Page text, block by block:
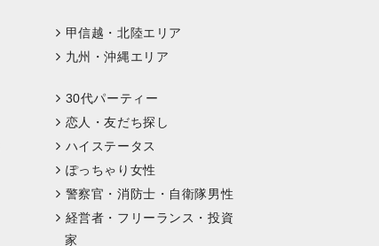
甲信越・北陸エリア
九州・沖縄エリア
30代パーティー
恋人・友だち探し
ハイステータス
ぽっちゃり女性
警察官・消防士・自衛隊男性
経営者・フリーランス・投資
家